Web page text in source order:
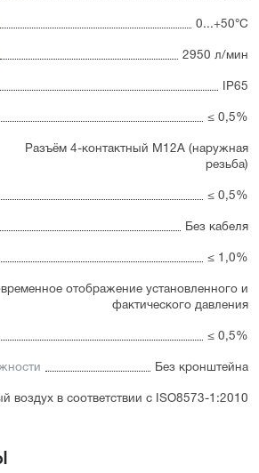
0...+50°С
2950 л/мин
IP65
≤ 0,5%
Разъём 4-контактный М12А (наружная
резьба)
≤ 0,5%
Без кабеля
≤ 1,0%
отображение установленного и
фактического давления
≤ 0,5%
Без кронштейна
воздух в соответствии с ISO8573-1:2010